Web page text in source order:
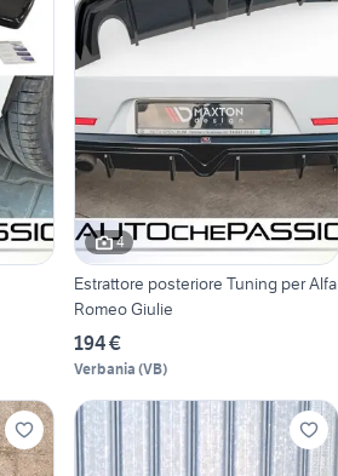
4
Estrattore posteriore Tuning per Alfa
Romeo Giulie
194 €
Verbania (VB)